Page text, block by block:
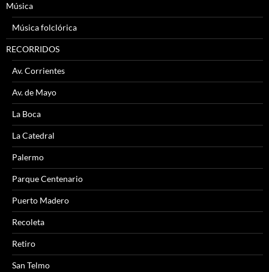
Música
Música folclórica
RECORRIDOS
Av. Corrientes
Av. de Mayo
La Boca
La Catedral
Palermo
Parque Centenario
Puerto Madero
Recoleta
Retiro
San Telmo